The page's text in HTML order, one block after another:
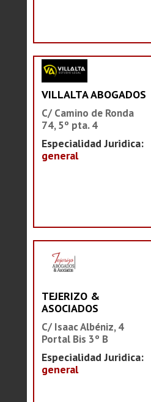
VILLALTA ABOGADOS
C/ Camino de Ronda
74, 5º pta. 4
Especialidad Juridica:
general
TEJERIZO &
ASOCIADOS
C/ Isaac Albéniz, 4
Portal Bis 3º B
Especialidad Juridica:
general